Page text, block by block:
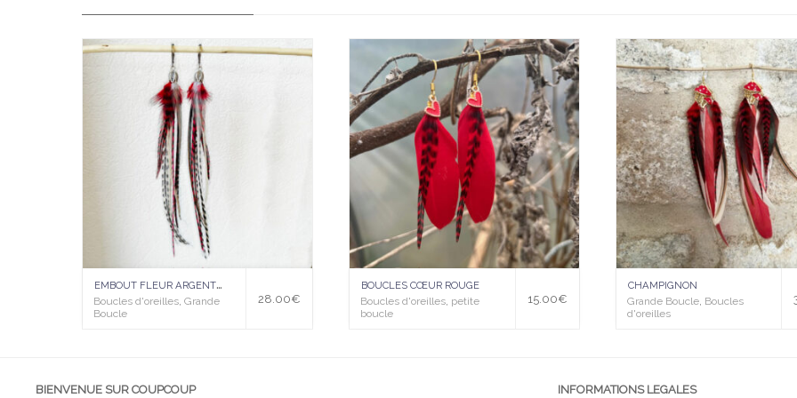
28.00€
E
MBOUT FLEUR ARGENTÉ- VARIANTE ROUGE ET BLANCHE
Boucles d'oreilles Grande
Boucle
uter
à la
wis
hlist
15.00€
BOUCLES CŒUR ROUGE
Boucles d'oreilles petite
boucle
Ajo
uter
à la
wis
hlist
CHAMPIGNON
Grande Boucle Boucles
d'oreilles
BIENVENUE SUR COUPCOUP INFORMATIONS LEGALES